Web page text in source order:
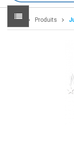
Home Produits